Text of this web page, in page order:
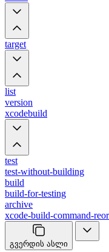
target
list
version
xcodebuild
test
test-without-building
build
build-for-testing
archive
xcode-build-command-
გვერდის ასლი